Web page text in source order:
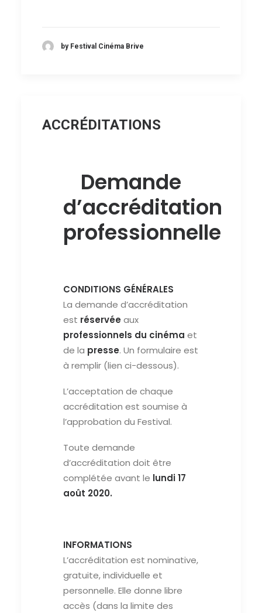
by Festival Cinéma Brive
ACCRÉDITATIONS
Demande
d’accréditation
professionnelle
CONDITIONS GÉNÉRALES
La demande d’accréditation
est réservée aux
professionnels du cinéma et
de la presse. Un formulaire est
à remplir (lien ci-dessous).
L’acceptation de chaque
accréditation est soumise à
l’approbation du Festival.
Toute demande
d’accréditation doit être
complétée avant le lundi 17
août 2020.
INFORMATIONS
L’accréditation est nominative,
gratuite, individuelle et
personnelle. Elle donne libre
accès (dans la limite des